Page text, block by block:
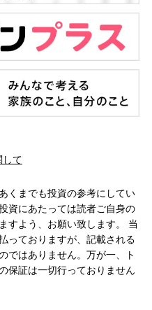
して
くまでも投資の参考にしてい
資にあたっては読者ご自身の
すよう、お願い致します。 当
っておりますが、記載される
ではありません。万が一、ト
保証は一切行っておりません